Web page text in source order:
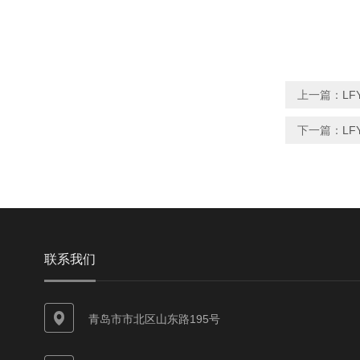
上一篇：
下一篇：
联系我们
青岛市市北区山东路195号